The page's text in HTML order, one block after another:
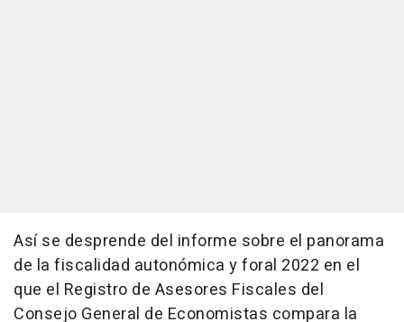
Así se desprende del informe sobre el panorama
de la fiscalidad autonómica y foral 2022 en el
que el Registro de Asesores Fiscales del
Consejo General de Economistas compara la